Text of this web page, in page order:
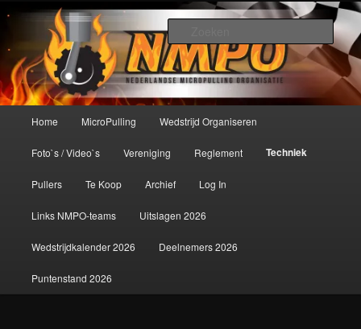
primaire
inhoudNederlandse MicroPulling
Organisatie
De meest krachtige modelbouwsport ter wereld!
Home MicroPulling Wedstrijd Organiseren
Foto`s / Video`s Vereniging Reglement Techniek
Pullers Te Koop Archief Log In
Links NMPO-teams Uitslagen 2026
Wedstrijdkalender 2026 Deelnemers 2026
Puntenstand 2026